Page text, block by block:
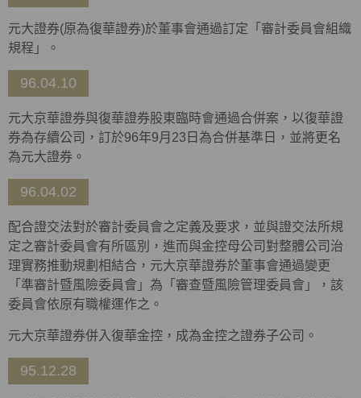
元大證券(原為復華證券)於董事會通過訂定「審計委員會組織
規程」。
96.04.10
元大京華證券與復華證券股東臨時會通過合併案，以復華證
券為存續公司，訂於96年9月23日為合併基準日，並將更名
為元大證券。
96.04.02
配合證交法對於審計委員會之定義及要求，並與證交法所規
定之審計委員會有所區別，進而與金控母公司對整體公司治
理實務推動規劃相結合，元大京華證券於董事會通過變更
「準審計暨風險委員會」為「審查暨風險管理委員會」，該
委員會依原有職權運作之。
元大京華證券併入復華金控，成為金控之證券子公司。
95.12.28